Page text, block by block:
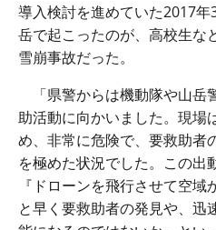
導入検討を進めていた2017年
岳で起こったのが、高校生な
雪崩事故だった。
「県警からは機動隊や山岳
助活動に向かいました。現場
め、非常に危険で、要救助者
を極めた状況でした。この出
『ドローンを飛行させて空
と早く要救助者の発見や、迅